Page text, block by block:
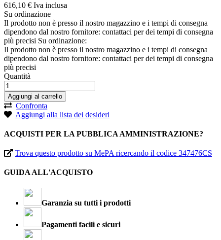
616,10 € Iva inclusa
Su ordinazione
Il prodotto non è presso il nostro magazzino e i tempi di consegna
dipendono dal nostro fornitore: contattaci per dei tempi di consegna
più precisi Su ordinazione:
Il prodotto non è presso il nostro magazzino e i tempi di consegna
dipendono dal nostro fornitore: contattaci per dei tempi di consegna
più precisi
Quantità
Aggiungi al carrello
Confronta
Aggiungi alla lista dei desideri
ACQUISTI PER LA PUBBLICA AMMINISTRAZIONE?
Trova questo prodotto su MePA ricercando il codice 347476CS
GUIDA ALL'ACQUISTO
Garanzia su tutti i prodotti
Pagamenti facili e sicuri